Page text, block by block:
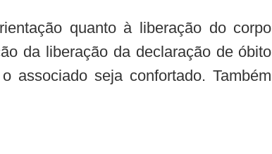
quanto à liberação do corpo
da liberação da declaração de óbito
associado seja confortado. Também